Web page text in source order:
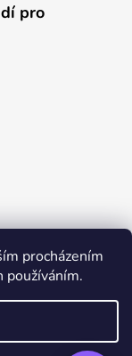
procházením
pro